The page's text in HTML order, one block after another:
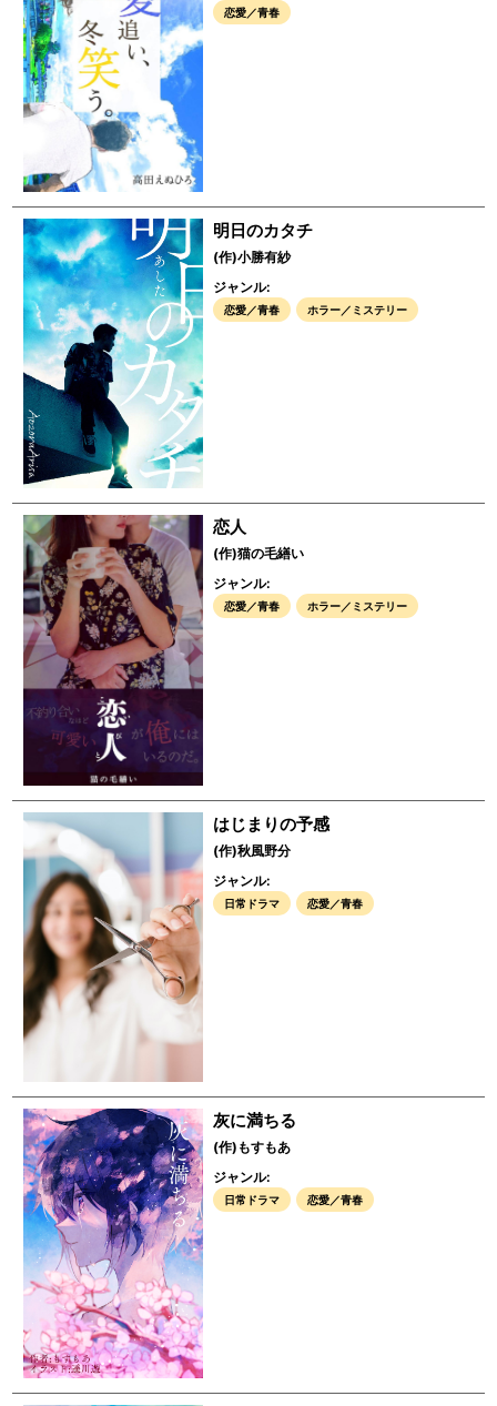
恋愛／青春
明日のカタチ
(作)小勝有紗
ジャンル:
恋愛／青春 ホラー／ミステリー
恋人
(作)猫の毛繕い
ジャンル:
恋愛／青春 ホラー／ミステリー
はじまりの予感
(作)秋風野分
ジャンル:
日常ドラマ 恋愛／青春
灰に満ちる
(作)もすもあ
ジャンル:
日常ドラマ 恋愛／青春